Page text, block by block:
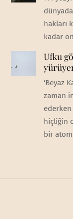
hakları
kadar
Ufku
‘Beyaz
zaman
ederken
hiçliğin
bir atom